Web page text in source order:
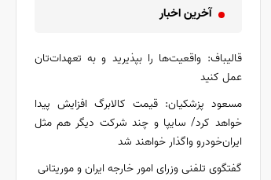
آخرین اخبار
قالیباف: واقعیت‌ها را بپذیرید و به تعهدات‌تان
عمل کنید
مسعود پزشکیان: قیمت کالابرگ افزایش پیدا
خواهد کرد/ سایپا و چند شرکت دیگر هم مثل
ایران‌خودرو واگذار خواهند شد
گفتگوی تلفنی وزرای امور خارجه ایران و موریتانی